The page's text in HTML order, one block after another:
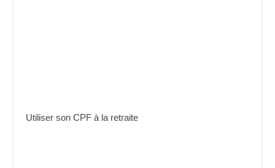
Utiliser son CPF à la retraite